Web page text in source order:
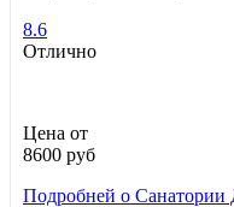
8.6
Отлично
Цена от
8600 руб
Подробней о Санатории